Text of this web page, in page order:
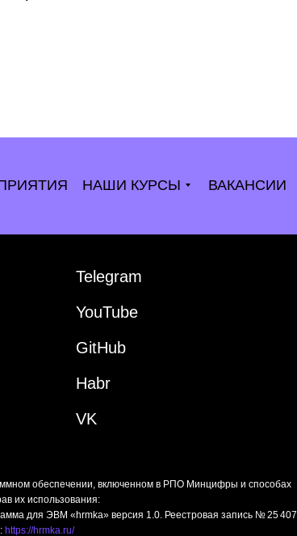
обеспечении, включенном в РПО Минцифры и способах
их использования:
для ЭВМ «hrmka» версия 1.0. Реестровая запись № 25 407
https://hrmka.ru/
VK
Telegram
YouTube
GitHub
Habr
НАШИ КУРСЫ ВАКАНСИИ